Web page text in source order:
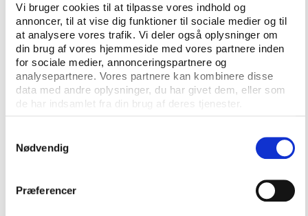
Vi bruger cookies til at tilpasse vores indhold og
annoncer, til at vise dig funktioner til sociale medier og til
at analysere vores trafik. Vi deler også oplysninger om
din brug af vores hjemmeside med vores partnere inden
for sociale medier, annonceringspartnere og
analysepartnere. Vores partnere kan kombinere disse
data med andre oplysninger, du har givet dem, eller som
de har indsamlet fra din brug af deres tjenester.
Nødvendig
Præferencer
På baggrund af analysen lavede man en
handlingsplan for kommunens faciliteter, der skulle
give facilitetsstrategien et liv i praksis, forklarer han.
Facilitetsanalysen er et solidt værktøj
mange aktører på området og dermed også mange
lige nemt at navigere i, hvilke projekter man skal
prioritere fremfor andre. Men her er